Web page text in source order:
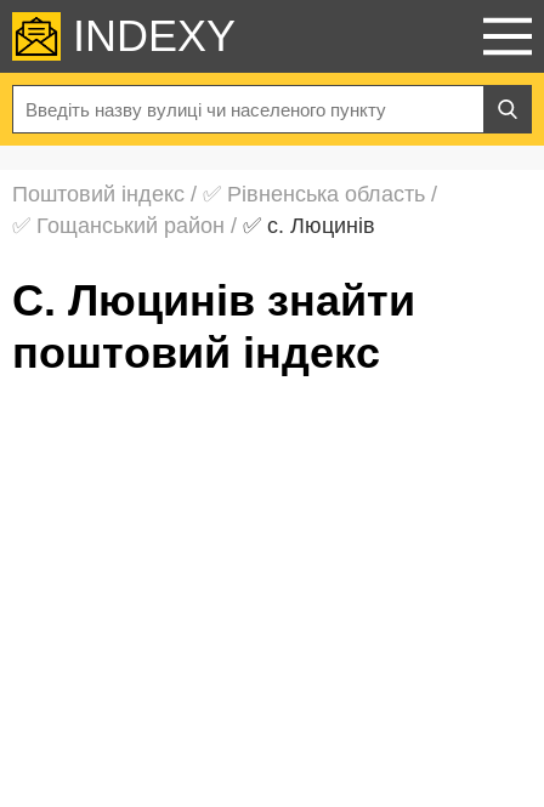
INDEXY
Поштовий індекс / ✅ Рівненська область /
✅ Гощанський район / ✅ с. Люцинів
с. Люцинів знайти
поштовий індекс